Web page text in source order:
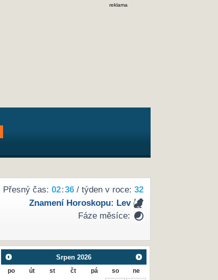
reklama
Přesný čas: 02:36/ týden v roce: 32
Znamení Horoskopu: Lev
Fáze měsíce:
Srpen 2026
po út st čt pá so ne